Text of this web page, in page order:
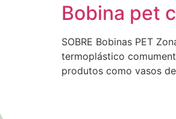
Bobina pet
SOBRE Bobinas PET
termoplástico
produtos como vasos